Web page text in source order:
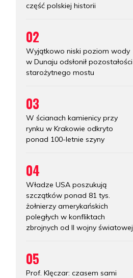
część polskiej historii
02
Wyjątkowo niski poziom wody
w Dunaju odsłonił pozostałości
starożytnego mostu
03
W ścianach kamienicy przy
rynku w Krakowie odkryto
ponad 100-letnie szyny
04
Władze USA poszukują
szczątków ponad 81 tys.
żołnierzy amerykańskich
poległych w konfliktach
zbrojnych od II wojny światowej
05
Prof. Klęczar: czasem sami